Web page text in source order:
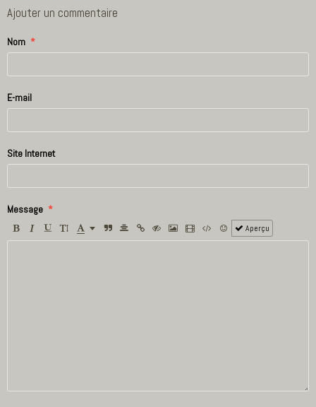
Ajouter un commentaire
Nom
E-mail
Site Internet
Message
Aperçu